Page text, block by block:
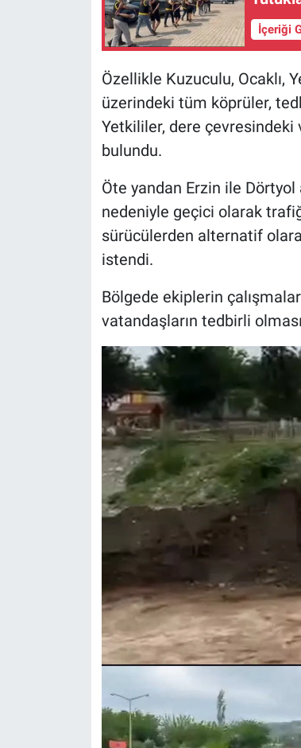
İçeriği
Özellikle Kuzuculu, Ocaklı,
üzerindeki tüm köprüler,
Yetkililer, dere çevresindeki
bulundu.
Öte yandan Erzin ile Dörtyol
nedeniyle geçici olarak
sürücülerden alternatif
istendi.
Bölgede ekiplerin
vatandaşların tedbirli olması